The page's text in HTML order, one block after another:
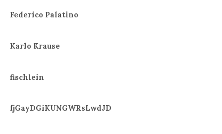
Federico Palatino
Karlo Krause
fischlein
fjGayDGiKUNGWRsLwdJD